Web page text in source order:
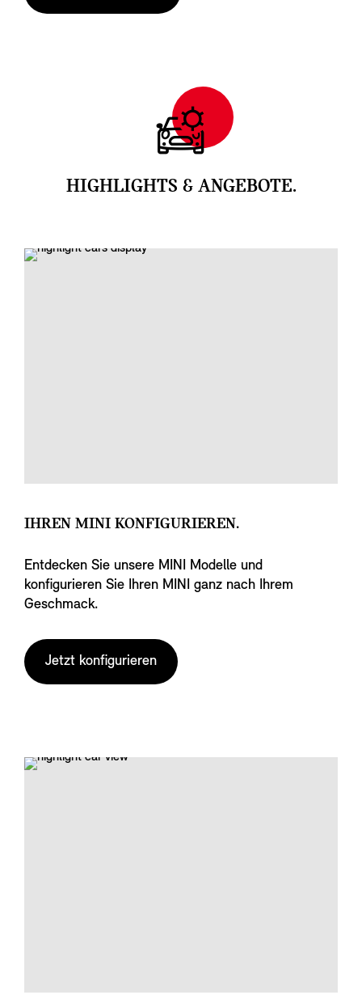
HIGHLIGHTS & ANGEBOTE.
IHREN MINI KONFIGURIEREN.
Entdecken Sie unsere MINI Modelle und
konfigurieren Sie Ihren MINI ganz nach Ihrem
Geschmack.
Jetzt konfigurieren